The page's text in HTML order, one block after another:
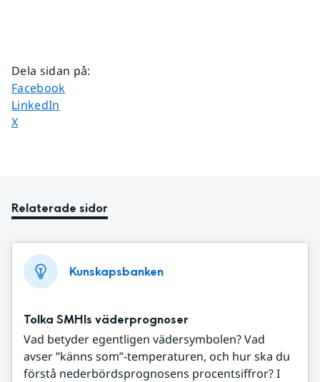
Dela sidan på:
Dela sidan på
Facebook
Dela sidan på
LinkedIn
Dela sidan på
X
Relaterade sidor
Kunskapsbanken
Tolka SMHIs väderprognoser
Vad betyder egentligen vädersymbolen? Vad
avser ”känns som”-temperaturen, och hur ska du
förstå nederbördsprognosens procentsiffror? I